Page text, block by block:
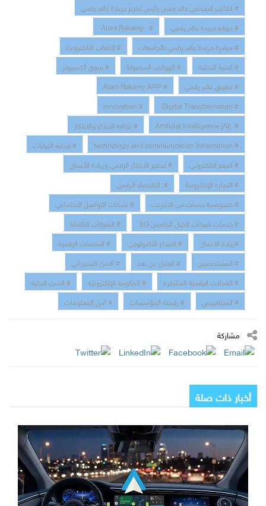
# الكاتب الصحفي خالد حسن رئيس تحرير جريدة عالم رقمي
# موقع جريدة عالم رقمي
# Alam Rakamy
# مبادرة جريدة عالم رقمي بالجامعات
# الالعاب الالكترونية
# البنية التحتية
# الهواتف المحمولة
# سوق الكمبيوتر
# تطبيق عالم رقمي
# Alam Rakamy APP
# Digital Transformation
# innovation
# Artificial Intelligence (AI)
# ثقافة الابداع والابتكار
# technology and communication Information
# حماية البيانات
# الدفع الالكتروني
# تحفيز الابتكار الرقمي وريادة الأعمال
# التجارة الإلكترونية
# الاقتصاد الرقمي
# خصوصية مستخدمى الانترنت
# شبكات التواصل الاجتماعي
# خدمات شبكات الجيل الخامس 5G
# الشركات الناشئة
#ريادة الاعمال
# الابداع التكنولوجي
# المنصات الرقمية
# المستخدمين
# العمل عن بعد
# الامن السبيراني
# العملات الرقمية المشفرة
# الحكومة الإلكترونية
# المدن الذكية
# الميتافيرس
# رقمنة المؤسسات # أمن المعلومات
مشاركة
أخبار ذات صلة